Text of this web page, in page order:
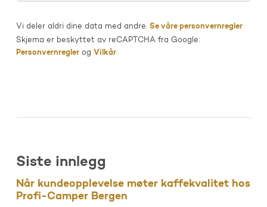
Vi deler aldri dine data med andre. Se våre personvernregler
Skjema er beskyttet av reCAPTCHA fra Google:
Personvernreglerog Vilkår
Siste innlegg
Når kundeopplevelse møter kaffekvalitet hos
Profi-Camper Bergen